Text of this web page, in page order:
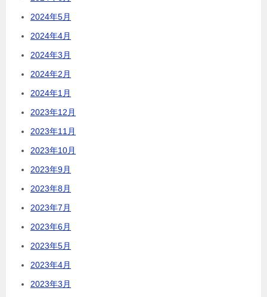
2024年5月
2024年4月
2024年3月
2024年2月
2024年1月
2023年12月
2023年11月
2023年10月
2023年9月
2023年8月
2023年7月
2023年6月
2023年5月
2023年4月
2023年3月